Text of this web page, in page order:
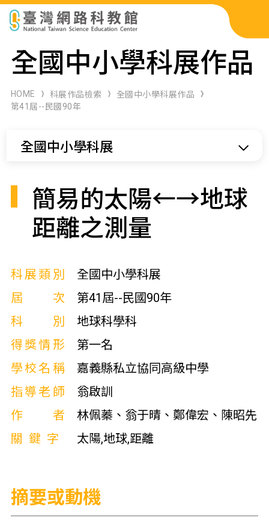
科展作品檢索
科學研習月刊
全國中小學科展作品
HOME 科展作品檢索
全國中小學科展作品
第41屆--民國90年
全國中小學科展
簡易的太陽←→地球
距離之測量
科展類別
全國中小學科展
屆次
第41屆--民國90年
科別
地球科學科
得獎情形
第一名
學校名稱
嘉義縣私立協同高級中學
指導老師
翁啟訓
作者
林佩蓁、翁于晴、鄭偉宏、陳昭先
關鍵字
太陽,地球,距離
摘要或動機